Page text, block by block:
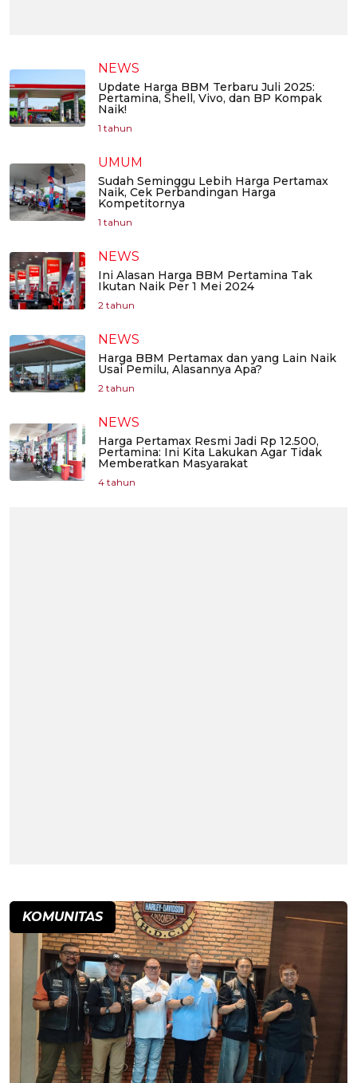
NEWS
Update Harga BBM Terbaru Juli 2025:
Pertamina, Shell, Vivo, dan BP Kompak
Naik!
1 tahun
UMUM
Sudah Seminggu Lebih Harga Pertamax
Naik, Cek Perbandingan Harga
Kompetitornya
1 tahun
NEWS
Ini Alasan Harga BBM Pertamina Tak
Ikutan Naik Per 1 Mei 2024
2 tahun
NEWS
Harga BBM Pertamax dan yang Lain Naik
Usai Pemilu, Alasannya Apa?
2 tahun
NEWS
Harga Pertamax Resmi Jadi Rp 12.500,
Pertamina: Ini Kita Lakukan Agar Tidak
Memberatkan Masyarakat
4 tahun
KOMUNITAS